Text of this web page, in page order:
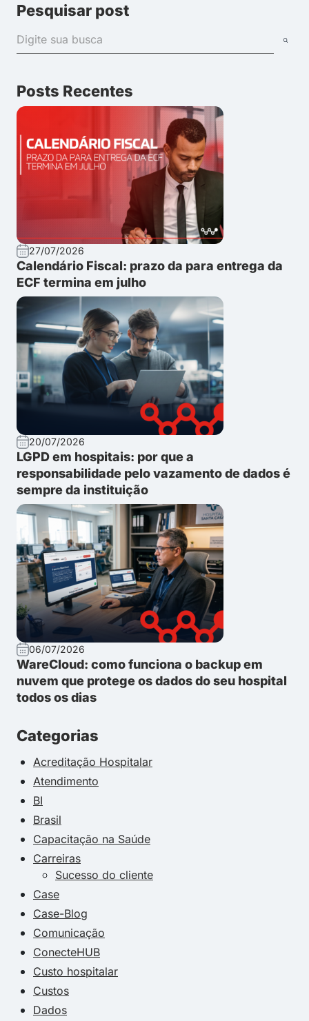
Pesquisar post
Posts Recentes
27/07/2026
Calendário Fiscal: prazo da para entrega da
ECF termina em julho
20/07/2026
LGPD em hospitais: por que a
responsabilidade pelo vazamento de dados é
sempre da instituição
06/07/2026
WareCloud: como funciona o backup em
nuvem que protege os dados do seu hospital
todos os dias
Categorias
Acreditação Hospitalar
Atendimento
BI
Brasil
Capacitação na Saúde
Carreiras
Sucesso do cliente
Case
Case-Blog
Comunicação
ConecteHUB
Custo hospitalar
Custos
Dados